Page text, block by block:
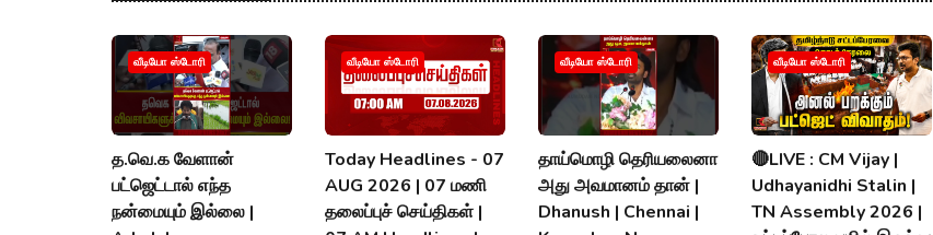
வீடியோ ஸ்டோரி
த.வெ.க வேளான்
பட்ஜெட்டால் எந்த
நன்மையும் இல்லை |
வீடியோ ஸ்டோரி
Today Headlines - 07
AUG 2026 | 07 மணி
தலைப்புச் செய்திகள் |
வீடியோ ஸ்டோரி
தாய்மொழி தெரியலைனா
அது அவமானம் தான் |
Dhanush | Chennai |
வீடியோ ஸ்டோரி
🔴LIVE : CM Vijay |
Udhayanidhi Stalin |
TN Assembly 2026 |